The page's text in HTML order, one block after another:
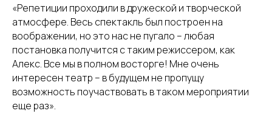
«Репетиции проходили в дружеской и творческой
атмосфере. Весь спектакль был построен на
воображении, но это нас не пугало – любая
постановка получится с таким режиссером, как
Алекс. Все мы в полном восторге! Мне очень
интересен театр – в будущем не пропущу
возможность поучаствовать в таком мероприятии
еще раз».